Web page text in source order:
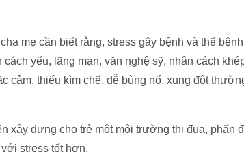
mẹ cần biết rằng, stress gây bệnh và thể
cách yếu, lãng mạn, văn nghệ sỹ, nhân cách
cảm, thiếu kìm chế, dễ bùng nổ, xung đột
xây dựng cho trẻ một môi trường thi đua, phấn
stress tốt hơn.